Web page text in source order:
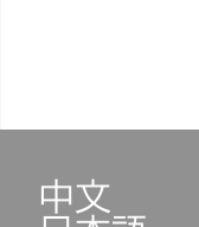
中文